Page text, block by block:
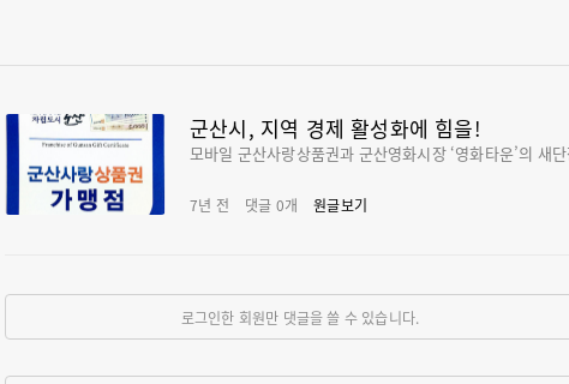
군산시, 지역 경제 활성화에 힘을!
모바일 군산사랑상품권과 군산영화시장 ‘영화타운’의 새
7년 전 댓글 0개 원글보기
로그인한 회원만 댓글을 쓸 수 있습니다.